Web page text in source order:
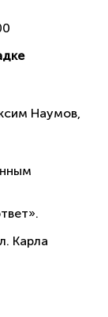
Наумов,
Карла